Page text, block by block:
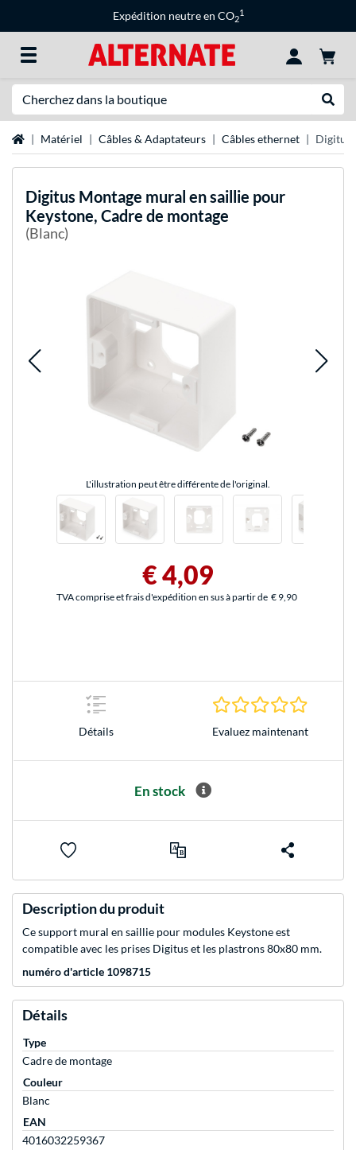
Expédition neutre en CO2
1
Page d'accueil
Matériel Câbles & Adaptateurs Câbles ethernet Digitus
Digitus Montage mural en saillie pour
Keystone, Cadre de montage
(Blanc)
L'illustration peut être différente de l'original.
€ 4,09
TVA comprise et frais d'expédition en sus à partir de € 9,90
Détails Evaluez maintenant
En stock
Description du produit
Ce support mural en saillie pour modules Keystone est
compatible avec les prises Digitus et les plastrons 80x80 mm.
numéro d'article 1098715
Détails
Type
Cadre de montage
Couleur
Blanc
EAN
4016032259367